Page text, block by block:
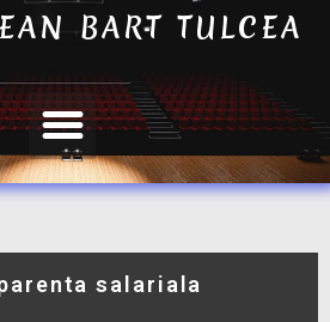
BART TULCEA
salariala